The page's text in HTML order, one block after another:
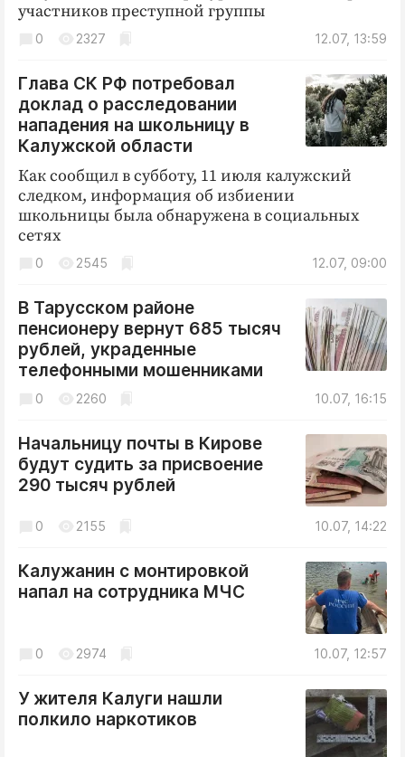
участников преступной группы
12.07, 13:59
0 2327
Глава СК РФ потребовал
доклад о расследовании
нападения на школьницу в
Калужской области
Как сообщил в субботу, 11 июля калужский
следком, информация об избиении
школьницы была обнаружена в социальных
сетях
12.07, 09:00
0 2545
В Тарусском районе
пенсионеру вернут 685 тысяч
рублей, украденные
телефонными мошенниками
10.07, 16:15
0 2260
Начальницу почты в Кирове
будут судить за присвоение
290 тысяч рублей
10.07, 14:22
0 2155
Калужанин с монтировкой
напал на сотрудника МЧС
10.07, 12:57
0 2974
У жителя Калуги нашли
полкило наркотиков